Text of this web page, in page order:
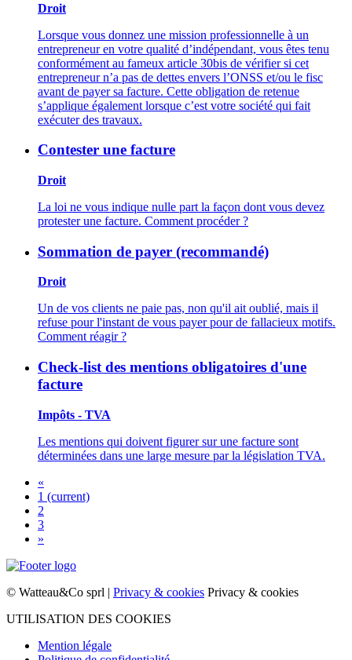
Droit
Lorsque vous donnez une mission professionnelle à un
entrepreneur en votre qualité d’indépendant, vous êtes tenu
conformément au fameux article 30bis de vérifier si cet
entrepreneur n’a pas de dettes envers l’ONSS et/ou le fisc
avant de payer sa facture. Cette obligation de retenue
s’applique également lorsque c’est votre société qui fait
exécuter des travaux.
Contester une facture
Droit
La loi ne vous indique nulle part la façon dont vous devez
protester une facture. Comment procéder ?
Sommation de payer (recommandé)
Droit
Un de vos clients ne paie pas, non qu'il ait oublié, mais il
refuse pour l'instant de vous payer pour de fallacieux motifs.
Comment réagir ?
Check-list des mentions obligatoires d'une
facture
Impôts - TVA
Les mentions qui doivent figurer sur une facture sont
déterminées dans une large mesure par la législation TVA.
«
1 (current)
2
3
»
© Watteau&Co sprl | Privacy & cookies Privacy & cookies
UTILISATION DES COOKIES
Mention légale